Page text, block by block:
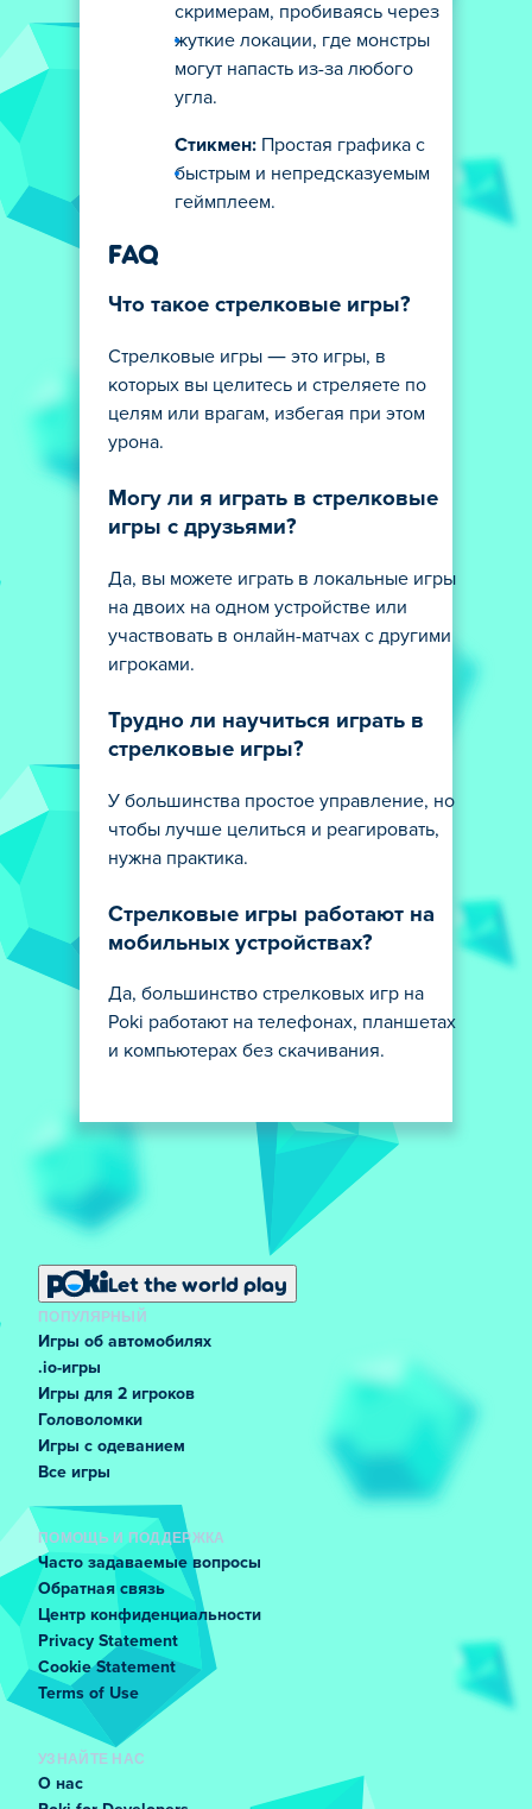
скримерам, пробиваясь через
жуткие локации, где монстры
могут напасть из-за любого
угла.
Стикмен: Простая графика с
быстрым и непредсказуемым
геймплеем.
FAQ
Что такое стрелковые игры?
Стрелковые игры — это игры, в
которых вы целитесь и стреляете по
целям или врагам, избегая при этом
урона.
Могу ли я играть в стрелковые
игры с друзьями?
Да, вы можете играть в локальные игры
на двоих на одном устройстве или
участвовать в онлайн-матчах с другими
игроками.
Трудно ли научиться играть в
стрелковые игры?
У большинства простое управление, но
чтобы лучше целиться и реагировать,
нужна практика.
Стрелковые игры работают на
мобильных устройствах?
Да, большинство стрелковых игр на
Poki работают на телефонах, планшетах
и компьютерах без скачивания.
Let the world play
ПОПУЛЯРНЫЙ
Игры об автомобилях
.io-игры
Игры для 2 игроков
Головоломки
Игры с одеванием
Все игры
ПОМОЩЬ И ПОДДЕРЖКА
Часто задаваемые вопросы
Обратная связь
Центр конфиденциальности
Privacy Statement
Cookie Statement
Terms of Use
УЗНАЙТЕ НАС
О нас